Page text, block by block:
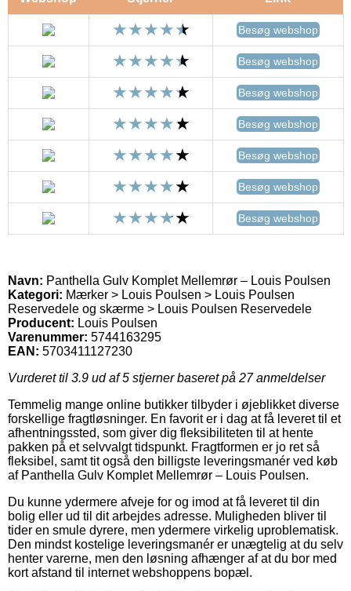
Besøg webshop
Besøg webshop
Besøg webshop
Besøg webshop
Besøg webshop
Besøg webshop
Besøg webshop
Navn: Panthella Gulv Komplet Mellemrør – Louis Poulsen
Kategori: Mærker > Louis Poulsen > Louis Poulsen
Reservedele og skærme > Louis Poulsen Reservedele
Producent: Louis Poulsen
Varenummer: 5744163295
EAN: 5703411127230
Vurderet til 3.9 ud af 5 stjerner baseret på 27anmeldelser
Temmelig mange online butikker tilbyder i øjeblikket diverse
forskellige fragtløsninger. En favorit er i dag at få leveret til et
afhentningssted, som giver dig fleksibiliteten til at hente
pakken på et selvvalgt tidspunkt. Fragtformen er jo ret så
fleksibel, samt tit også den billigste leveringsmanér ved køb
af Panthella Gulv Komplet Mellemrør – Louis Poulsen.
Du kunne ydermere afveje for og imod at få leveret til din
bolig eller ud til dit arbejdes adresse. Muligheden bliver til
tider en smule dyrere, men ydermere virkelig uproblematisk.
Den mindst kostelige leveringsmanér er unægtelig at du selv
henter varerne, men den løsning afhænger af at du bor med
kort afstand til internet webshoppens bopæl.